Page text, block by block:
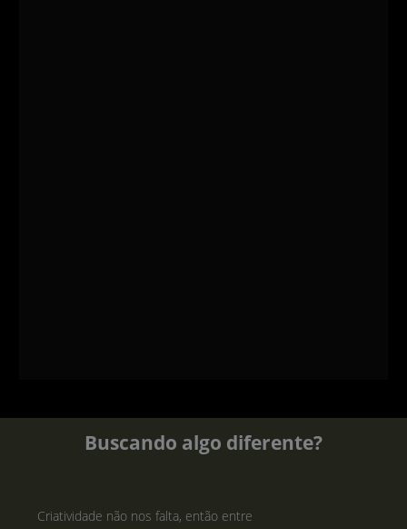
Buscando algo diferente?
Criatividade não nos falta, então entre